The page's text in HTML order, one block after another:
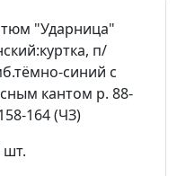
"Ударница"
п/
синий с
кантом р. 88-
164 (ЧЗ)
шт.